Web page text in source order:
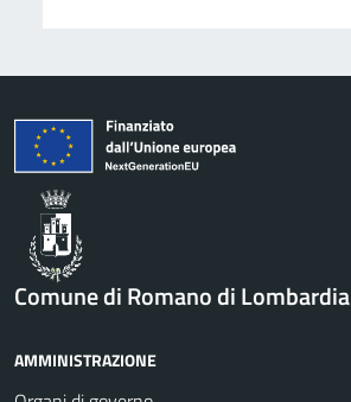
Comune di Romano di Lombardia
AMMINISTRAZIONE